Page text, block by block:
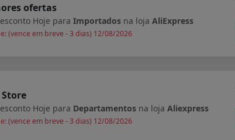
ofertas
Hoje para Importados na loja AliExpress
(vence em breve - 3 dias) 12/08/2026
Hoje para Departamentos na loja Aliexpress
(vence em breve - 3 dias) 12/08/2026